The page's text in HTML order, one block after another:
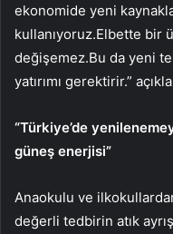
ekonomide yeni
kullanıyoruz.Elbette bir
değişemez.Bu da yeni
yatırımı gerektirir.”
“Türkiye’de
güneş enerjisi”
Anaokulu ve
değerli tedbirin atık